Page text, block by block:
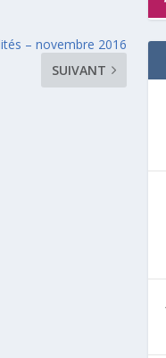
– novembre 2016
SUIVANT